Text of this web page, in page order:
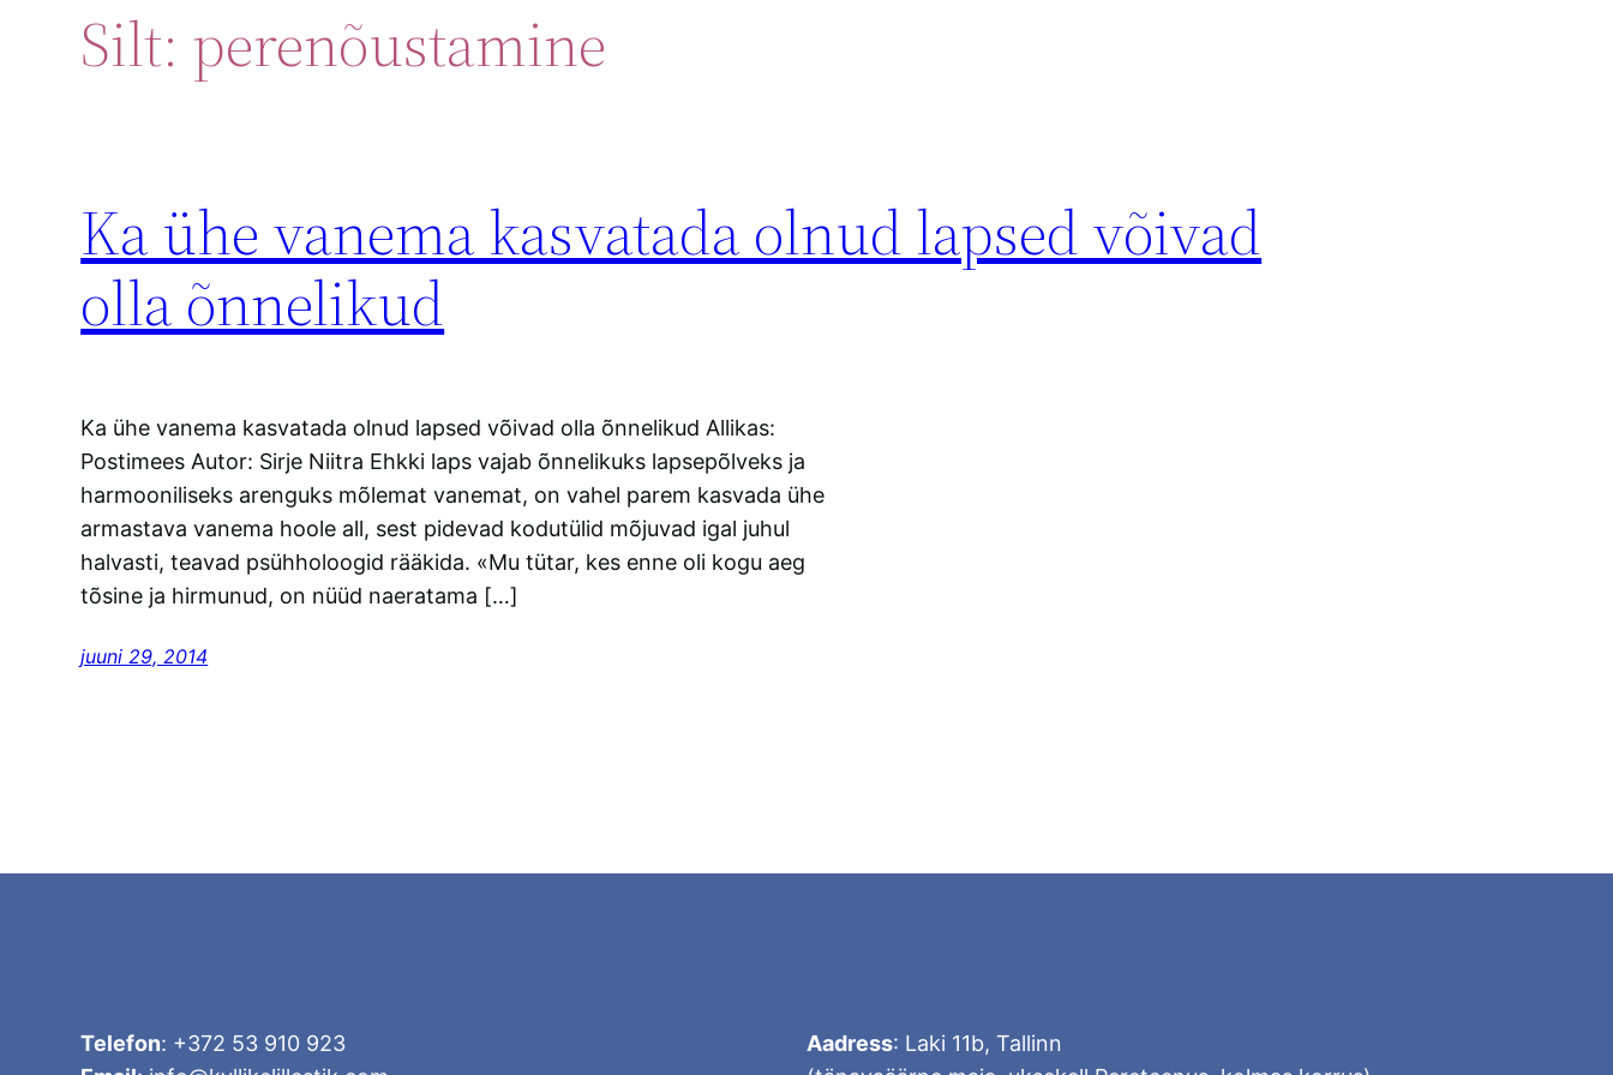
Silt: perenõustamine
Ka ühe vanema kasvatada olnud lapsed võivad
olla õnnelikud
Ka ühe vanema kasvatada olnud lapsed võivad olla õnnelikud Allikas:
Postimees Autor: Sirje Niitra Ehkki laps vajab õnnelikuks lapsepõlveks ja
harmooniliseks arenguks mõlemat vanemat, on vahel parem kasvada ühe
armastava vanema hoole all, sest pidevad kodutülid mõjuvad igal juhul
halvasti, teavad psühholoogid rääkida. «Mu tütar, kes enne oli kogu aeg
tõsine ja hirmunud, on nüüd naeratama […]
juuni 29, 2014
Telefon: +372 53 910 923
Aadress: Laki 11b, Tallinn